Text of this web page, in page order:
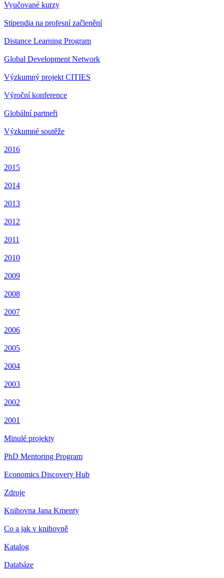
Vyučované kurzy
Stipendia na profesní začlenění
Distance Learning Program
Global Development Network
Výzkumný projekt CITIES
Výroční konference
Globální partneři
Výzkumné soutěže
2016
2015
2014
2013
2012
2011
2010
2009
2008
2007
2006
2005
2004
2003
2002
2001
Minulé projekty
PhD Mentoring Program
Economics Discovery Hub
Zdroje
Knihovna Jana Kmenty
Co a jak v knihovně
Katalog
Databáze